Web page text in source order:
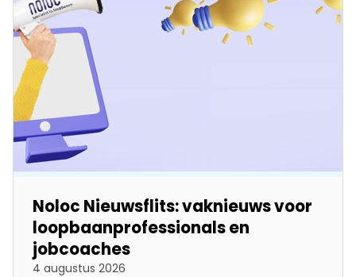
Noloc Nieuwsflits: vaknieuws voor
loopbaanprofessionals en
jobcoaches
4 augustus 2026